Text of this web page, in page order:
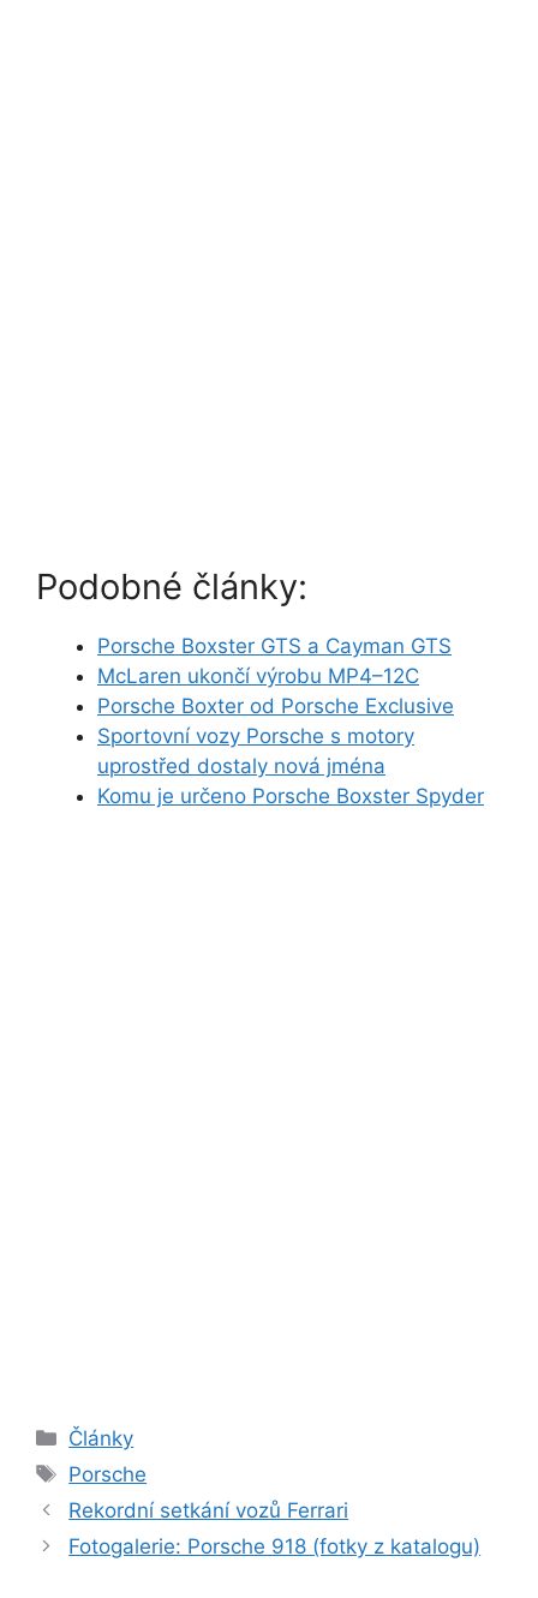
Podobné články:
Porsche Boxster GTS a Cayman GTS
McLaren ukončí výrobu MP4–12C
Porsche Boxter od Porsche Exclusive
Sportovní vozy Porsche s motory
uprostřed dostaly nová jména
Komu je určeno Porsche Boxster Spyder
Rubriky
Články
Štítky
Porsche
Rekordní setkání vozů Ferrari
Fotogalerie: Porsche 918 (fotky z katalogu)